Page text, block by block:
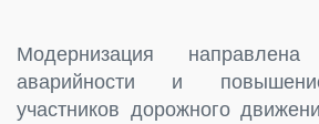
Модернизация
аварийности и
участников дорожного